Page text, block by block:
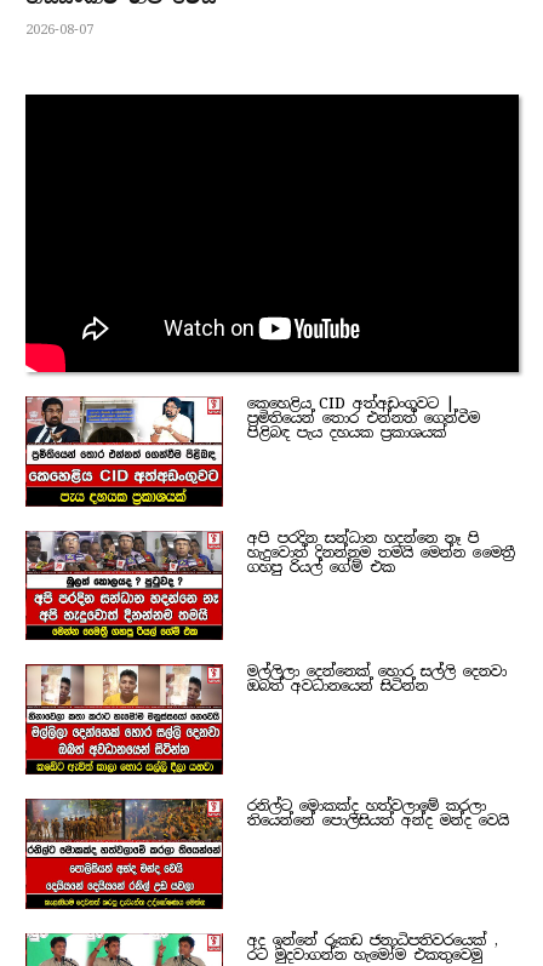
2026-08-07
කෙහෙළිය CID අත්අඩංගුවට |
ප්‍රමිතියෙන් තොර එන්නත් ගෙන්වීම
පිළිබඳ පැය දහයක ප්‍රකාශයක්
අපි පරදින සන්ධාන හදන්නෙ නෑ පි
හැදුවොත් දිනන්නම තමයි මෙන්න මෛත්‍රී
ගහපු රියල් ගේම් එක
මල්ලිලා දෙන්නෙක් හොර සල්ලි දෙනවා
ඔබත් අවධානයෙන් සිටින්න
රනිල්ට මොකක්ද හත්වලාමේ කරලා
තියෙන්නේ පොලිසියත් අන්ද මන්ද වෙයි
අද ඉන්නේ රූකඩ ජනාධිපතිවරයෙක් ,
රට මුදවාගන්න හැමෝම එකතුවෙමු